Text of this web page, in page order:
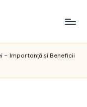
– Importanță și Beneficii